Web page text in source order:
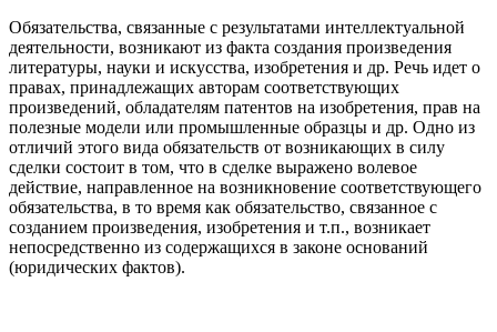
Обязательства, связанные с результатами интеллектуальной
деятельности, возникают из факта создания произведения
литературы, науки и искусства, изобретения и др. Речь идет о
правах, принадлежащих авторам соответствующих
произведений, обладателям патентов на изобретения, прав на
полезные модели или промышленные образцы и др. Одно из
отличий этого вида обязательств от возникающих в силу
сделки состоит в том, что в сделке выражено волевое
действие, направленное на возникновение соответствующего
обязательства, в то время как обязательство, связанное с
созданием произведения, изобретения и т.п., возникает
непосредственно из содержащихся в законе оснований
(юридических фактов).